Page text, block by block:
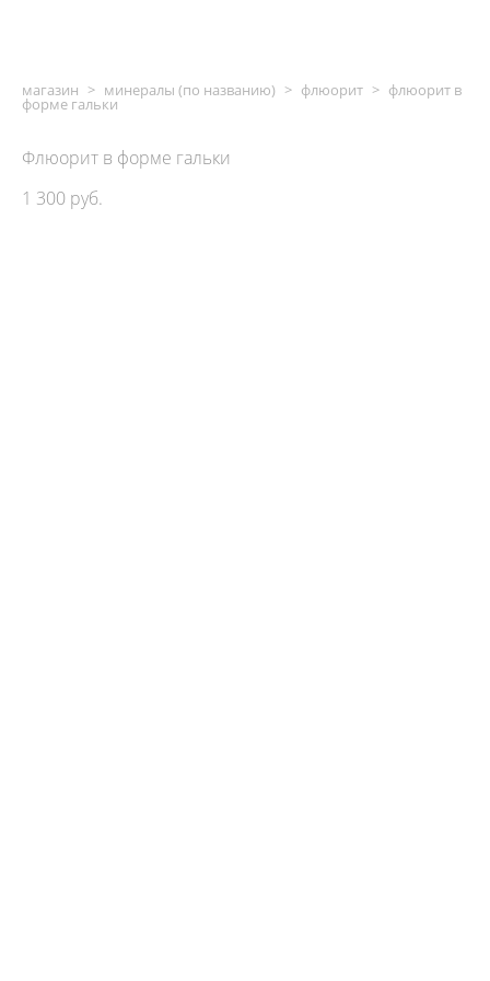
магазин > минералы (по названию) > флюорит > флюорит в
форме гальки
Флюорит в форме гальки
1 300 pуб.